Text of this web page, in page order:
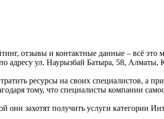
отзывы и контактные данные – всё
адресу ул. Наурызбай Батыра, 58, Алматы,
ресурсы на своих специалистов, а
тому, что специалисты компании
они захотят получить услуги категории